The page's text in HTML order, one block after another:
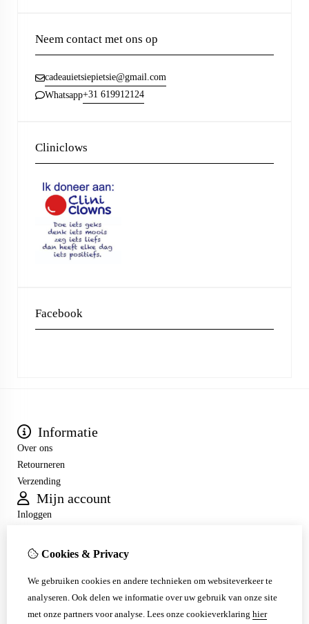
Neem contact met ons op
cadeauietsiepietsie@gmail.com
Whatsapp+31 619912124
Cliniclows
Facebook
Informatie
Over ons
Retourneren
Verzending
Mijn account
Inloggen
Verlanglijst
Klantenservice
Contact
Sitemap
Cookies & Privacy
We gebruiken cookies en andere technieken om websiteverkeer te
analyseren. Ook delen we informatie over uw gebruik van onze site
met onze partners voor analyse. Lees onze cookieverklaring hier